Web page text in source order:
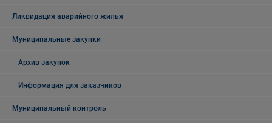
Ликвидация аварийного жилья
Муниципальные закупки
Архив закупок
Информация для заказчиков
Муниципальный контроль